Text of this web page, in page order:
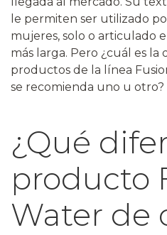
le permiten ser utilizado
mujeres, solo o articulado
más larga. Pero ¿cuál es
productos de la línea
se recomienda uno u otro?
¿Qué
producto
Water de